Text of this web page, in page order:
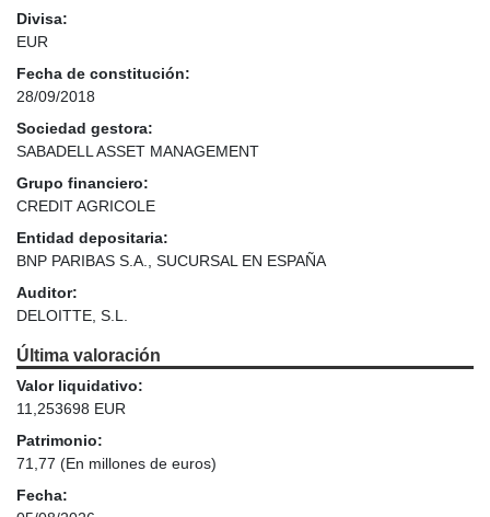
Divisa:
EUR
Fecha de constitución:
28/09/2018
Sociedad gestora:
SABADELL ASSET MANAGEMENT
Grupo financiero:
CREDIT AGRICOLE
Entidad depositaria:
BNP PARIBAS S.A., SUCURSAL EN ESPAÑA
Auditor:
DELOITTE, S.L.
Última valoración
Valor liquidativo:
11,253698 EUR
Patrimonio:
71,77 (En millones de euros)
Fecha: